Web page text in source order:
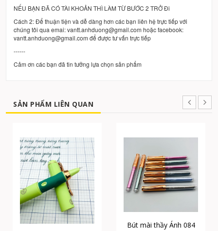
NẾU BẠN ĐÃ CÓ TÀI KHOẢN THÌ LÀM TỪ BƯỚC 2 TRỞ Đi
Cách 2: Để thuận tiện và dễ dàng hơn các bạn liên hệ trực tiếp với
chúng tôi qua emai: vantt.anhduong@gmail.com hoặc facebook:
vantt.anhduong@gmail.com để được tư vấn trực tiếp
------
Cảm ơn các bạn đã tin tưởng lựa chọn sản phẩm
SẢN PHẨM LIÊN QUAN
Bút mài thầy Ánh 084